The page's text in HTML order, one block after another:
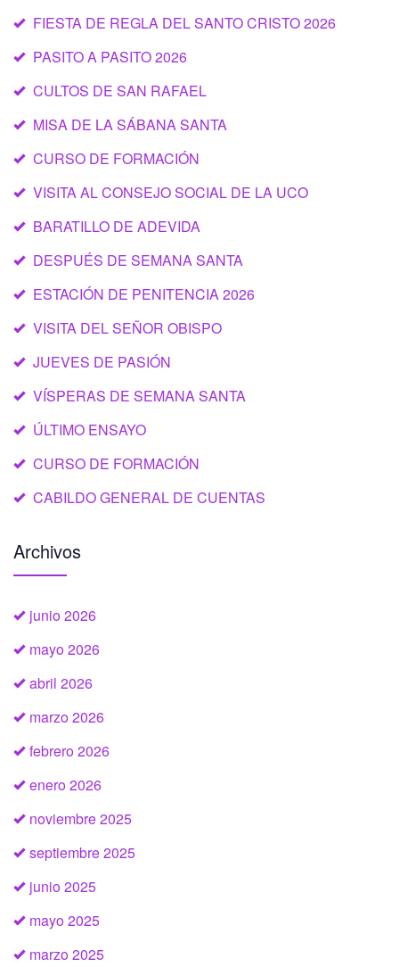
FIESTA DE REGLA DEL SANTO CRISTO 2026
PASITO A PASITO 2026
CULTOS DE SAN RAFAEL
MISA DE LA SÁBANA SANTA
CURSO DE FORMACIÓN
VISITA AL CONSEJO SOCIAL DE LA UCO
BARATILLO DE ADEVIDA
DESPUÉS DE SEMANA SANTA
ESTACIÓN DE PENITENCIA 2026
VISITA DEL SEÑOR OBISPO
JUEVES DE PASIÓN
VÍSPERAS DE SEMANA SANTA
ÚLTIMO ENSAYO
CURSO DE FORMACIÓN
CABILDO GENERAL DE CUENTAS
Archivos
junio 2026
mayo 2026
abril 2026
marzo 2026
febrero 2026
enero 2026
noviembre 2025
septiembre 2025
junio 2025
mayo 2025
marzo 2025